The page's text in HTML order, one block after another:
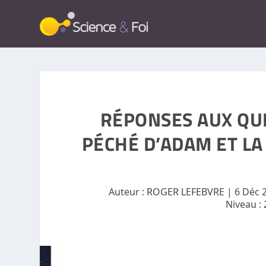
RÉPONSES AUX
PÉCHÉ D’ADAM ET
Auteur : ROGER LEFEBVRE | 6 Déc
Niveau :